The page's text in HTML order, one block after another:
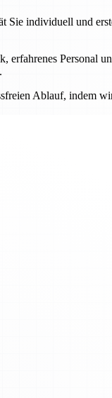
Sie individuell und
Personal
Ablauf, indem